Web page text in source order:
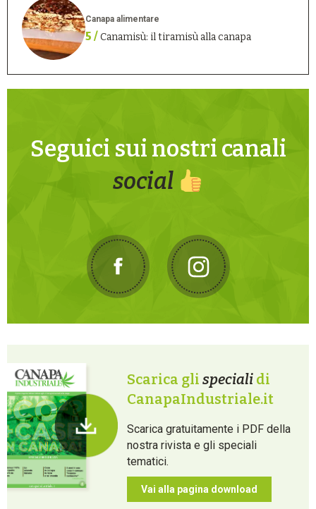
Canapa alimentare
5 /Canamisù: il tiramisù alla canapa
Seguici sui nostri canali
social
Scarica gli speciali di
CanapaIndustriale.it
Scarica gratuitamente i PDF della
nostra rivista e gli speciali
tematici.
Vai alla pagina download